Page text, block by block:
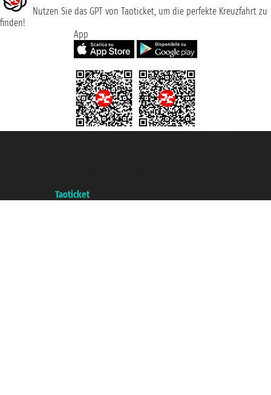
Nutzen Sie das GPT von Taoticket, um die perfekte Kreuzfahrt zu
finden!
App
Taoticket